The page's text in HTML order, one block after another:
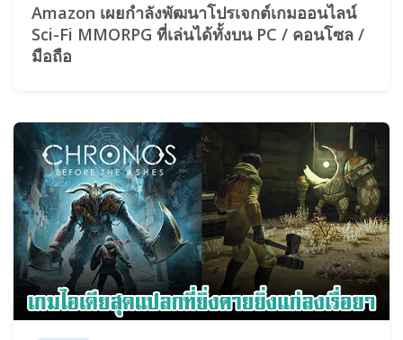
Amazon เผยกำลังพัฒนาโปรเจกต์เกมออนไลน์
Sci-Fi MMORPG ที่เล่นได้ทั้งบน PC / คอนโซล /
มือถือ